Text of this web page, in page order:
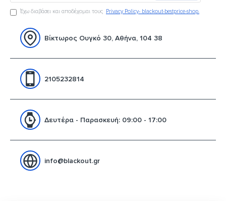
Έχω διαβάσει και αποδέχομαι τους Privacy Policy- blackout-bestprice-shop.
Βίκτωρος Ουγκό 30, Αθήνα, 104 38
2105232814
Δευτέρα - Παρασκευή: 09:00 - 17:00
info@blackout.gr